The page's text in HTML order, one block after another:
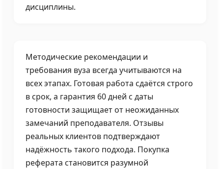
дисциплины.
Методические рекомендации и
требования вуза всегда учитываются на
всех этапах. Готовая работа сдаётся строго
в срок, а гарантия 60 дней с даты
готовности защищает от неожиданных
замечаний преподавателя. Отзывы
реальных клиентов подтверждают
надёжность такого подхода. Покупка
реферата становится разумной